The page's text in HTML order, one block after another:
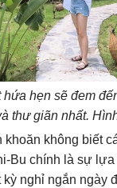
hứa hẹn sẽ đem
thư giãn nhất.
khoăn không biết
Bu chính là sự
kỳ nghỉ ngắn ngày